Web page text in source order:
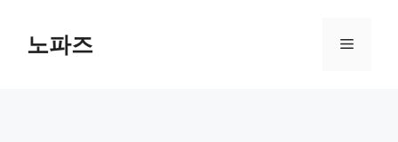
노파즈 메